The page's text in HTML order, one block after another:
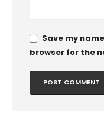
Save my
browser for the